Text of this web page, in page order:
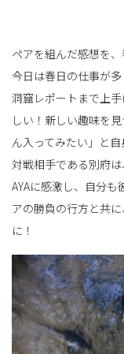
ペアを組んだ感想を
今日は春日の仕事が
洞窟レポートまで上
しい！新しい趣味を
ん入ってみたい」と
対戦相手である別府
AYAに感激し、自分
アの勝負の行方と共
に！